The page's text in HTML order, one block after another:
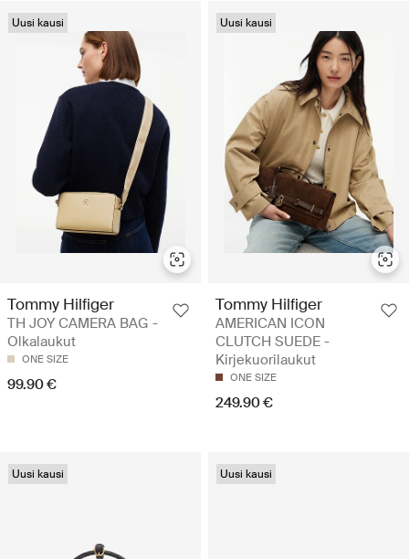
Uusi kausi
Tommy Hilfiger
TH JOY CAMERA BAG -
Olkalaukut
ONE SIZE
99.90 €
Uusi kausi
Tommy Hilfiger
AMERICAN ICON
CLUTCH SUEDE -
Kirjekuorilaukut
ONE SIZE
249.90 €
Uusi kausi Uusi kausi